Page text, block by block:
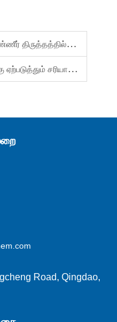
முக்கிய பங்கு
சேதக தன்மைகளைத் தேர்வுசெய்யுங்கள்
Road, Qingdao,